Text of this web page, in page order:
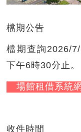
檔期公告
檔期查詢2026/
下午6時30分止。
場館租借系統
收件時間